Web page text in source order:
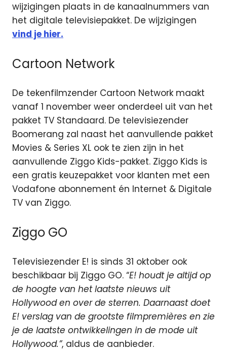
wijzigingen plaats in de kanaalnummers van
het digitale televisiepakket. De wijzigingen
vind je hier.
Cartoon Network
De tekenfilmzender Cartoon Network maakt
vanaf 1 november weer onderdeel uit van het
pakket TV Standaard. De televisiezender
Boomerang zal naast het aanvullende pakket
Movies & Series XL ook te zien zijn in het
aanvullende Ziggo Kids-pakket. Ziggo Kids is
een gratis keuzepakket voor klanten met een
Vodafone abonnement én Internet & Digitale
TV van Ziggo.
Ziggo GO
Televisiezender E! is sinds 31 oktober ook
beschikbaar bij Ziggo GO. “E! houdt je altijd op
de hoogte van het laatste nieuws uit
Hollywood en over de sterren. Daarnaast doet
E! verslag van de grootste filmpremières en zie
je de laatste ontwikkelingen in de mode uit
Hollywood.”, aldus de aanbieder.